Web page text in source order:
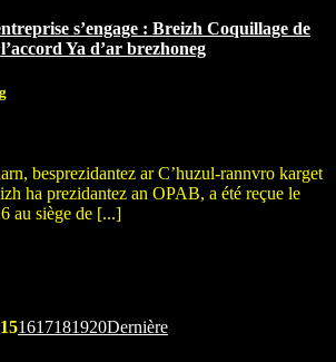
s’engage : Breizh Coquillage de
Ya d’ar brezhoneg
besprezidantez ar C’huzul-rannvro karget
ha prezidantez an OPAB, a été reçue le
au siège de [...]
151617181920Dernière